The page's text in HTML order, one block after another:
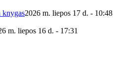
knygas2026 m. liepos 17 d. - 10:48
m. liepos 16 d. - 17:31